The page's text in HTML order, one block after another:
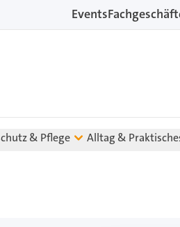
Events
& Pflege Alltag &